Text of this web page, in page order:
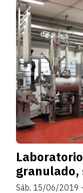
granulado,
Sáb, 15/06/2019